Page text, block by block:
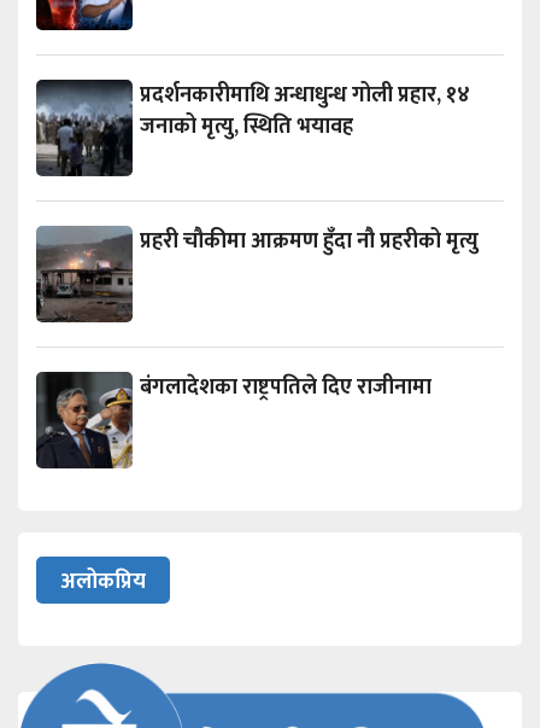
प्रदर्शनकारीमाथि अन्धाधुन्ध गोली प्रहार, १४
जनाको मृत्यु, स्थिति भयावह
प्रहरी चौकीमा आक्रमण हुँदा नौ प्रहरीको मृत्यु
बंगलादेशका राष्ट्रपतिले दिए राजीनामा
अलोकप्रिय